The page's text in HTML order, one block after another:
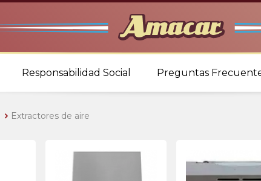
Responsabilidad Social Preguntas
Extractores de aire